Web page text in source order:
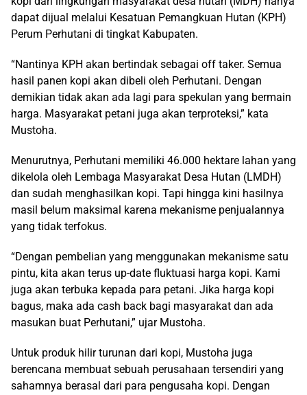
dapat dijual melalui Kesatuan Pemangkuan Hutan (KPH)
Perum Perhutani di tingkat Kabupaten.
“Nantinya KPH akan bertindak sebagai off taker. Semua
hasil panen kopi akan dibeli oleh Perhutani. Dengan
demikian tidak akan ada lagi para spekulan yang bermain
harga. Masyarakat petani juga akan terproteksi,” kata
Mustoha.
Menurutnya, Perhutani memiliki 46.000 hektare lahan yang
dikelola oleh Lembaga Masyarakat Desa Hutan (LMDH)
dan sudah menghasilkan kopi. Tapi hingga kini hasilnya
masil belum maksimal karena mekanisme penjualannya
yang tidak terfokus.
“Dengan pembelian yang menggunakan mekanisme satu
pintu, kita akan terus up-date fluktuasi harga kopi. Kami
juga akan terbuka kepada para petani. Jika harga kopi
bagus, maka ada cash back bagi masyarakat dan ada
masukan buat Perhutani,” ujar Mustoha.
Untuk produk hilir turunan dari kopi, Mustoha juga
berencana membuat sebuah perusahaan tersendiri yang
sahamnya berasal dari para pengusaha kopi. Dengan